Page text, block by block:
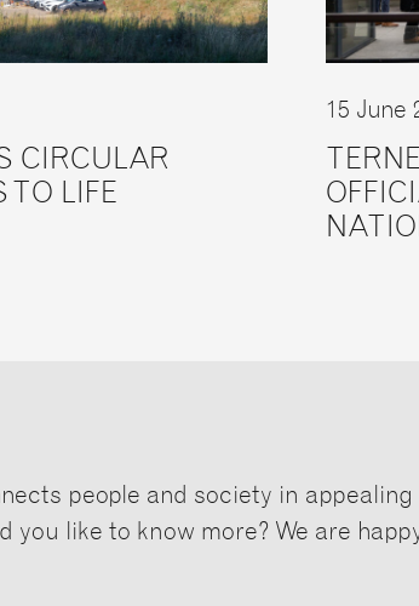
CIRCULAR
TO LIFE
15 June
people and society in appealing
you like to know more? We are